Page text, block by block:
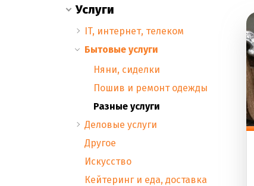
Услуги
IT, интернет, телеком
Бытовые услуги
Няни, сиделки
Пошив и ремонт одежды
Разные услуги
Деловые услуги
Другое
Искусство
Кейтеринг и еда, доставка